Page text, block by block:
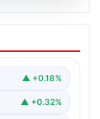
▲ +0.18%
▲ +0.32%